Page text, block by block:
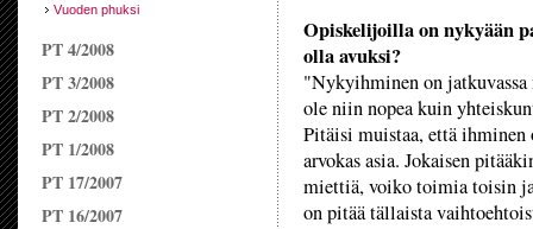
Vuoden phuksi
PT 4/2008
PT 3/2008
PT 2/2008
PT 1/2008
PT 17/2007
PT 16/2007
Opiskelijoilla on nykyään
olla avuksi?
"Nykyihminen on jatkuvassa
ole niin nopea kuin
Pitäisi muistaa, että
arvokas asia. Jokaisen
miettiä, voiko toimia toisin
on pitää tällaista